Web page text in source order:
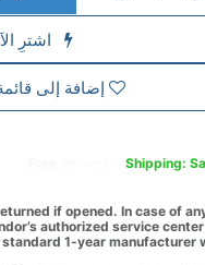
اشترِ
إضافة إلى
Shipping:
if opened. In case of
authorized service
1-year manufacturer